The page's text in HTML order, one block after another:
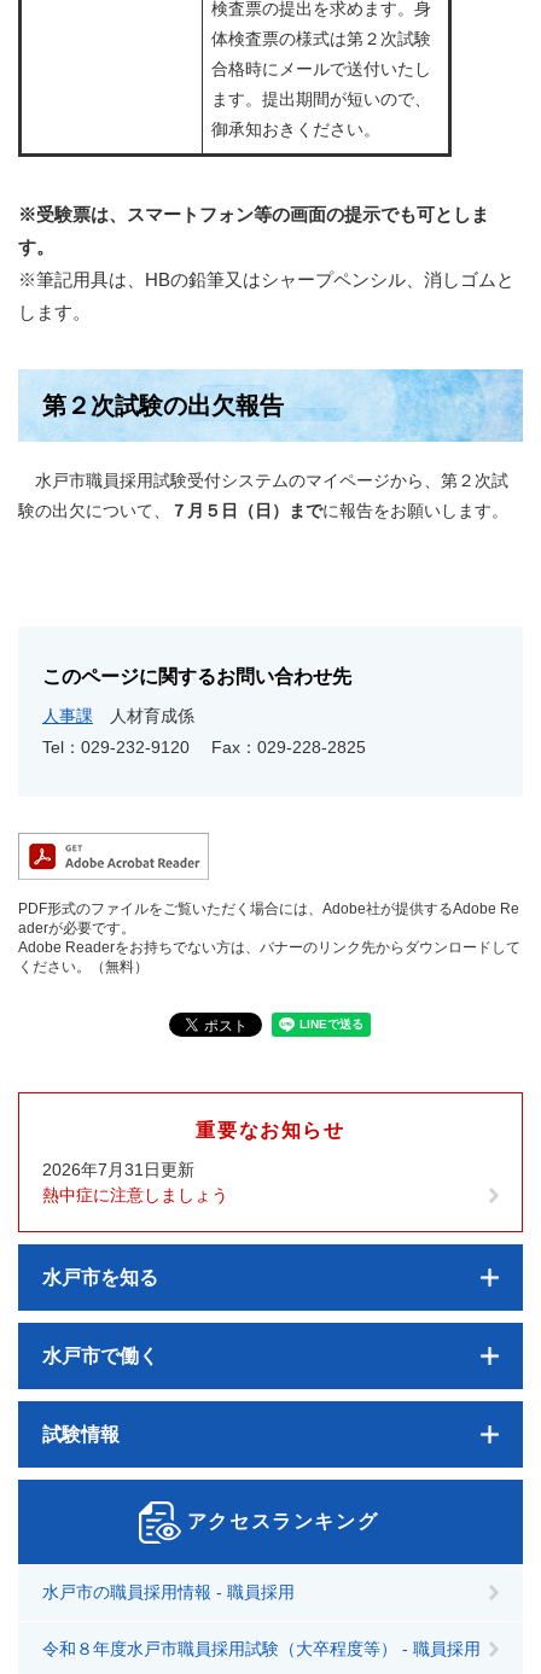
検査票の提出を求めます。身
体検査票の様式は第２次試験
合格時にメールで送付いたし
ます。提出期間が短いので、
御承知おきください。
※受験票は、スマートフォン等の画面の提示でも可としま
す。
※筆記用具は、HBの鉛筆又はシャープペンシル、消しゴムと
します。
第２次試験の出欠報告
水戸市職員採用試験受付システムのマイページから、第２次試
験の出欠について、
７月５日（日）までに報告をお願いします。
このページに関するお問い合わせ先
人事課
人材育成係
Tel：029-232-9120
Fax：029-228-2825
PDF形式のファイルをご覧いただく場合には、Adobe社が提供するAdobe Re
aderが必要です。
Adobe Readerをお持ちでない方は、バナーのリンク先からダウンロードして
ください。（無料）
重要なお知らせ
2026年7月31日更新
熱中症に注意しましょう
水戸市を知る
水戸市で働く
試験情報
アクセスランキング
水戸市の職員採用情報 - 職員採用
令和８年度水戸市職員採用試験（大卒程度等） - 職員採用